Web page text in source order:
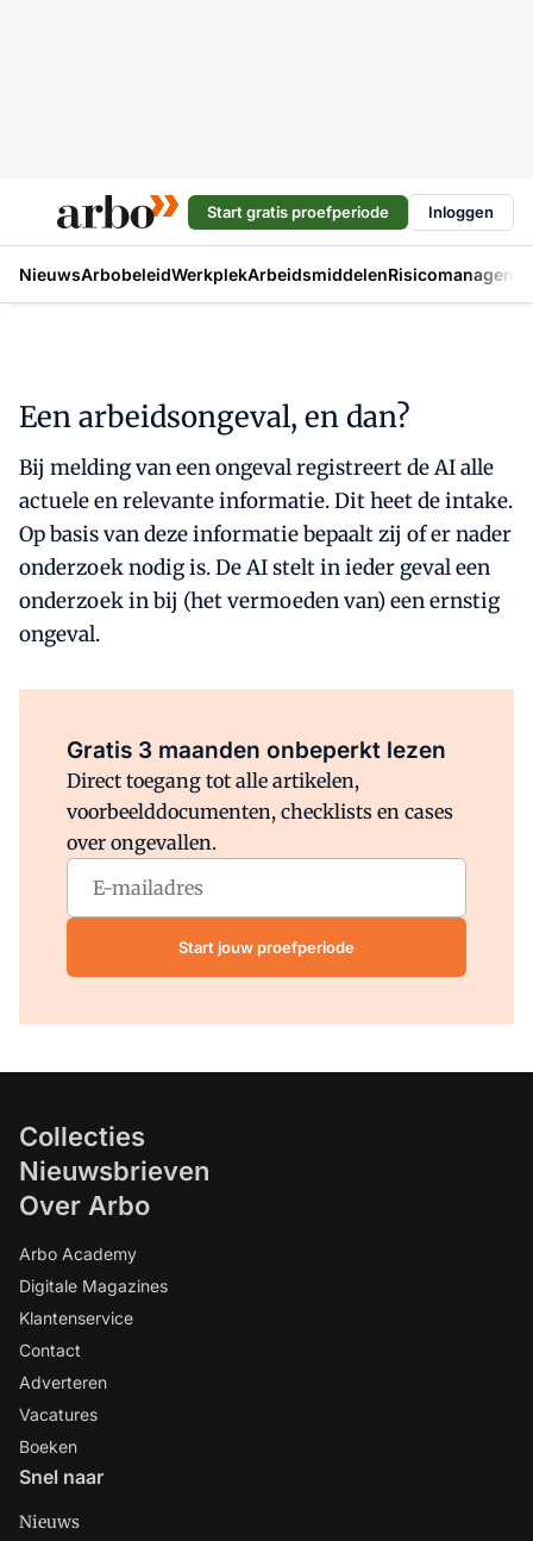
Start gratis proefperiode Inloggen
NieuwsArbobeleidWerkplekArbeidsmiddelen
Een arbeidsongeval, en dan?
Bij melding van een ongeval registreert de AI alle
actuele en relevante informatie. Dit heet de intake.
Op basis van deze informatie bepaalt zij of er nader
onderzoek nodig is. De AI stelt in ieder geval een
onderzoek in bij (het vermoeden van) een ernstig
ongeval.
Gratis 3 maanden onbeperkt lezen
Direct toegang tot alle artikelen,
voorbeelddocumenten, checklists en cases
over ongevallen.
Start jouw proefperiode
Collecties
Nieuwsbrieven
Over Arbo
Arbo Academy
Digitale Magazines
Klantenservice
Contact
Adverteren
Vacatures
Boeken
Snel naar
Nieuws